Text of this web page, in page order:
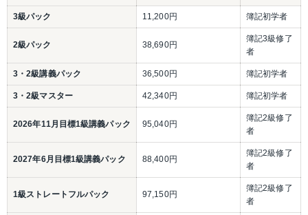
3級パック 11,200円 簿記初学者
2級パック 38,690円
簿記3級修了
者
3・2級講義パック 36,500円 簿記初学者
3・2級マスター 42,340円 簿記初学者
2026年11月目標1級講義パック 95,040円
簿記2級修了
者
2027年6月目標1級講義パック 88,400円
簿記2級修了
者
1級ストレートフルパック 97,150円
簿記2級修了
者